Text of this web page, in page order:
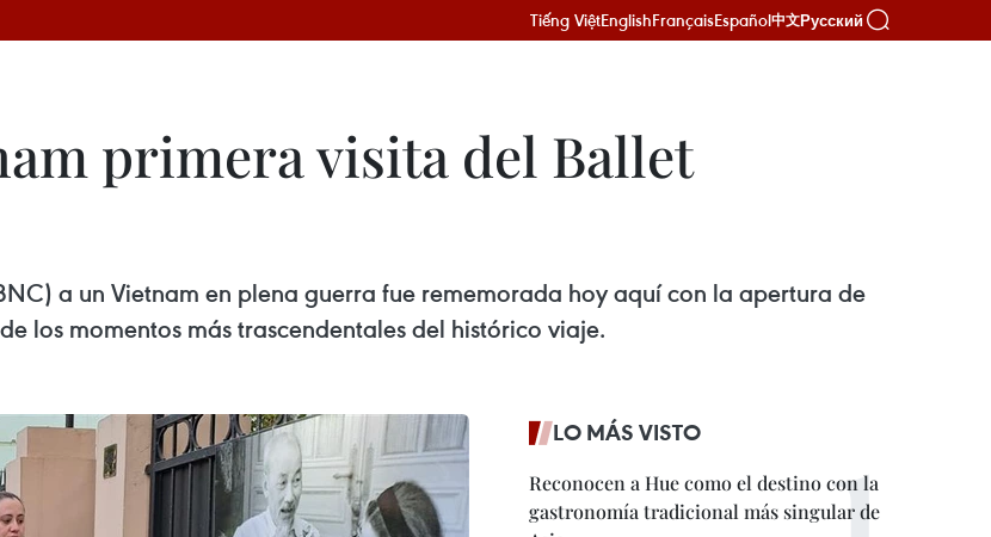
Tiếng ViệtEnglishFrançaisEspañol中文Русский
primera visita del Ballet
a un Vietnam en plena guerra fue rememorada hoy aquí con la apertura de
los momentos más trascendentales del histórico viaje.
LO MÁS VISTO
Reconocen a Hue como el destino con la
gastronomía tradicional más singular de